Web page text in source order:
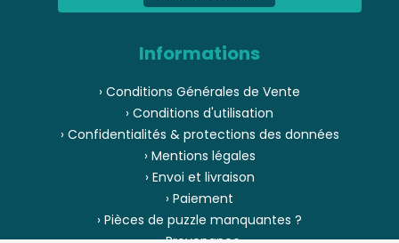
Informations
› Conditions Générales de Vente
› Conditions d'utilisation
› Confidentialités & protections des données
› Mentions légales
› Envoi et livraison
› Paiement
› Pièces de puzzle manquantes ?